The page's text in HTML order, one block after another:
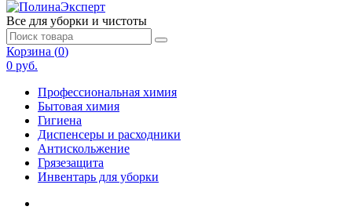
Все для уборки и чистоты
Корзина (0)
0 руб.
Профессиональная химия
Бытовая химия
Гигиена
Диспенсеры и расходники
Антискольжение
Грязезащита
Инвентарь для уборки